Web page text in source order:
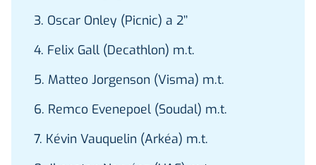
3. Oscar Onley (Picnic) a 2’’
4. Felix Gall (Decathlon) m.t.
5. Matteo Jorgenson (Visma) m.t.
6. Remco Evenepoel (Soudal) m.t.
7. Kévin Vauquelin (Arkéa) m.t.